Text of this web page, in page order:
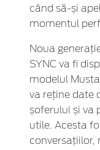
când să-și
momentul
Noua
SYNC va fi
modelul
va reține date
șoferului și va
utile. Acesta
conversațiilor,